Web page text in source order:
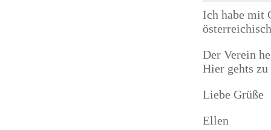
Ich habe mit
Der Verein
Hier gehts
Liebe Grüße
Ellen